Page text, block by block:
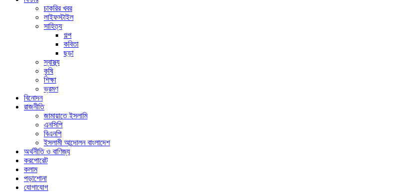
চাকরির খবর
লাইফস্টাইল
সাহিত্য
গল্প
কবিতা
ছড়া
স্বাস্থ্য
কৃষি
শিক্ষা
ভ্রমণ
বিনোদন
রাজনীতি
জামায়াতে ইসলামি
এনসিপি
বিএনপি
ইসলামী আন্দোলন বাংলাদেশ
অর্থনীতি ও বাণিজ্য
করপোরেট
কলাম
পড়াশোনা
যোগাযোগ